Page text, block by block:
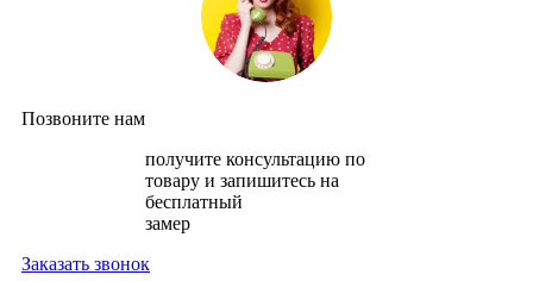
Позвоните нам
получите консультацию по
товару и запишитесь на
бесплатный
замер
Заказать звонок